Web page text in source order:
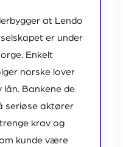
at Lendo
er under
Enkelt
norske lover
lån. Bankene de
seriøse aktører
krav og
kunde være